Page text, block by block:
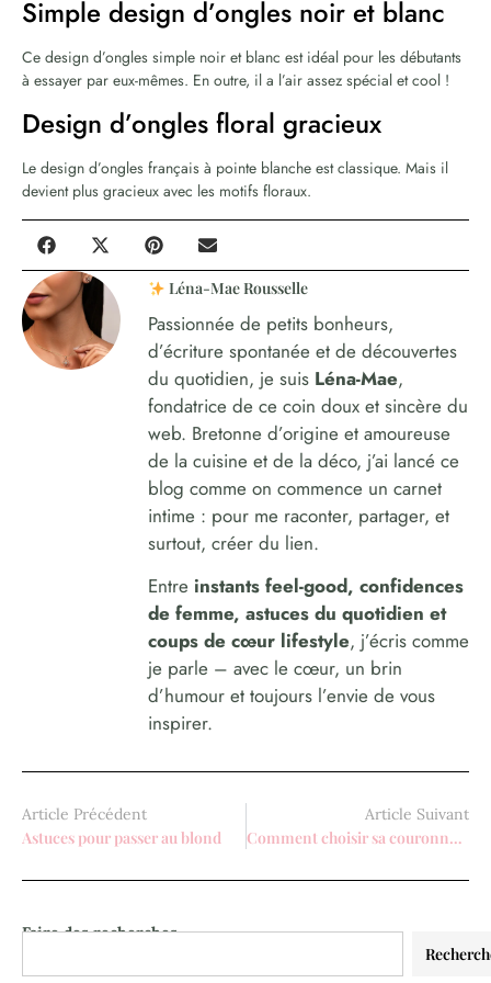
Faire des recherches
Simple design d’ongles noir et blanc
Ce design d’ongles simple noir et blanc est idéal pour les débutants
à essayer par eux-mêmes. En outre, il a l’air assez spécial et cool !
Design d’ongles floral gracieux
Le design d’ongles français à pointe blanche est classique. Mais il
devient plus gracieux avec les motifs floraux.
Léna-Mae Rousselle
Passionnée de petits bonheurs,
d’écriture spontanée et de découvertes
du quotidien, je suis Léna-Mae,
fondatrice de ce coin doux et sincère du
web. Bretonne d’origine et amoureuse
de la cuisine et de la déco, j’ai lancé ce
blog comme on commence un carnet
intime : pour me raconter, partager, et
surtout, créer du lien.
Entre instants feel-good, confidences
de femme, astuces du quotidien et
coups de cœur lifestyle, j’écris comme
je parle – avec le cœur, un brin
d’humour et toujours l’envie de vous
inspirer.
Article Précédent
Astuces pour passer au blond
Article Suivant
Comment choisir sa couronne de princesse ?